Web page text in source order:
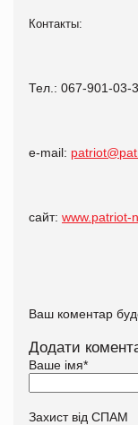
Контакты:
Тел.: 067-901-03-
e-mail:
сайт: www.patriot-
Ваш коментар
Додати
Ваше імя*
Захист від СПАМ